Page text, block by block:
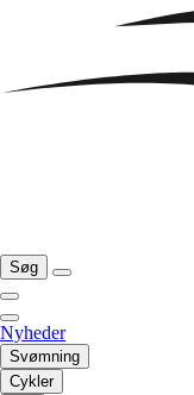
Søg
Nyheder
Svømning
Cykler